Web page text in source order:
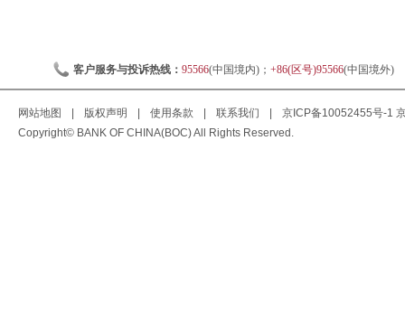
客户服务与投诉热线： 95566(中国境内)； +86(区号)95566(中国境外)
网站地图 版权声明 使用条款 联系我们 京ICP备10052455号-1
Copyright© BANK OF CHINA(BOC) All Rights Reserved.